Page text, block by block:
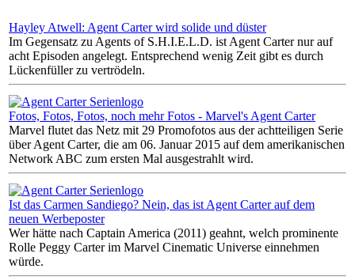
Hayley Atwell: Agent Carter wird solide und düster
Im Gegensatz zu Agents of S.H.I.E.L.D. ist Agent Carter nur auf
acht Episoden angelegt. Entsprechend wenig Zeit gibt es durch
Lückenfüller zu vertrödeln.
Fotos, Fotos, Fotos, noch mehr Fotos - Marvel's Agent Carter
Marvel flutet das Netz mit 29 Promofotos aus der achtteiligen Serie
über Agent Carter, die am 06. Januar 2015 auf dem amerikanischen
Network ABC zum ersten Mal ausgestrahlt wird.
Ist das Carmen Sandiego? Nein, das ist Agent Carter auf dem
neuen Werbeposter
Wer hätte nach Captain America (2011) geahnt, welch prominente
Rolle Peggy Carter im Marvel Cinematic Universe einnehmen
würde.